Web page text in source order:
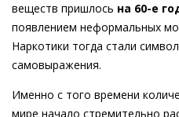
веществ пришлось на 60-е
появлением неформальных
Наркотики тогда стали
самовыражения.
Именно с того времени
мире начало стремительно